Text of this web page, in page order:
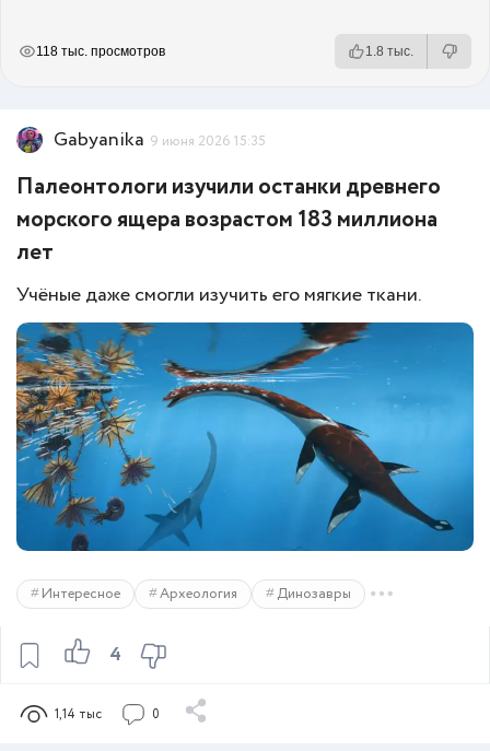
118 тыс. просмотров 1.8 тыс.
4
Gabyanika 9 июня 2026 15:35
Палеонтологи изучили останки древнего
морского ящера возрастом 183 миллиона
лет
Учёные даже смогли изучить его мягкие ткани.
Интересное Археология Динозавры
1,14 тыс 0